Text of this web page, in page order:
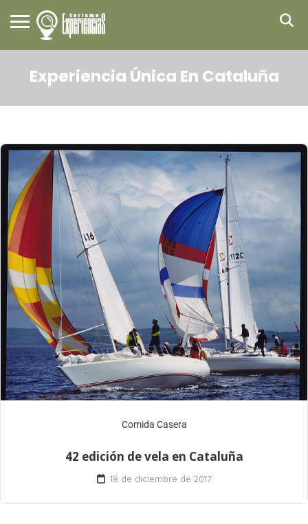
Experiencia Única En Cataluña
Comida Casera
42 edición de vela en Cataluña
18 de diciembre de 2017